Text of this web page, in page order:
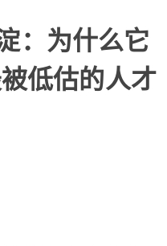
：为什么它
低估的人才